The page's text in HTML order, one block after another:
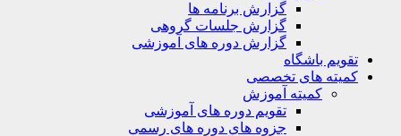
گزارش برنامه ها
گزارش جلسات گروهی
گزارش دوره های آموزشی
باشگاه
های تخصصی
کمیته آموزش
تقویم دوره های آموزشی
جزوه های دوره های رسمی